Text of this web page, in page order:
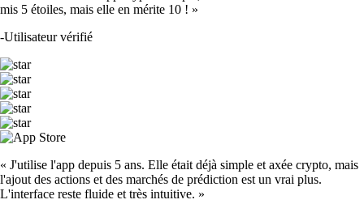
mis 5 étoiles, mais elle en mérite 10 ! »
-Utilisateur vérifié
« J'utilise l'app depuis 5 ans. Elle était déjà simple et axée crypto, mais
l'ajout des actions et des marchés de prédiction est un vrai plus.
L'interface reste fluide et très intuitive. »